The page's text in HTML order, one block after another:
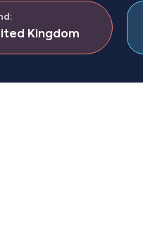
Kingdom